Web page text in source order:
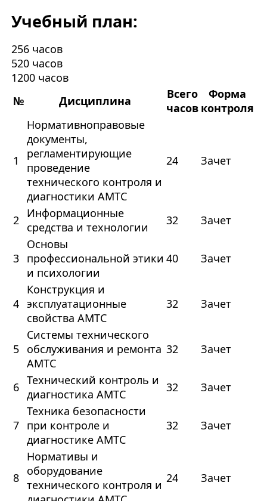
Учебный план:
256 часов
520 часов
1200 часов
№
Дисциплина
Всего
часов
Форма
контроля
1
Нормативноправовые
документы,
регламентирующие
проведение
технического контроля и
диагностики АМТС
24 Зачет
2 Информационные
средства и технологии
32 Зачет
3
Основы
профессиональной этики
и психологии
40 Зачет
4
Конструкция и
эксплуатационные
свойства АМТС
32 Зачет
5
Системы технического
обслуживания и ремонта
АМТС
32 Зачет
6 Технический контроль и
диагностика АМТС
32 Зачет
7
Техника безопасности
при контроле и
диагностике АМТС
32 Зачет
8
Нормативы и
оборудование
технического контроля и 24 Зачет